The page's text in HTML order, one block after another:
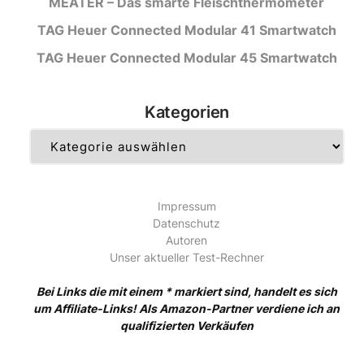
TAG Heuer Connected Modular 41 Smartwatch
TAG Heuer Connected Modular 45 Smartwatch
Kategorien
Impressum
Datenschutz
Autoren
Unser aktueller Test-Rechner
Bei Links die mit einem * markiert sind, handelt es sich
um Affiliate-Links! Als Amazon-Partner verdiene ich an
qualifizierten Verkäufen